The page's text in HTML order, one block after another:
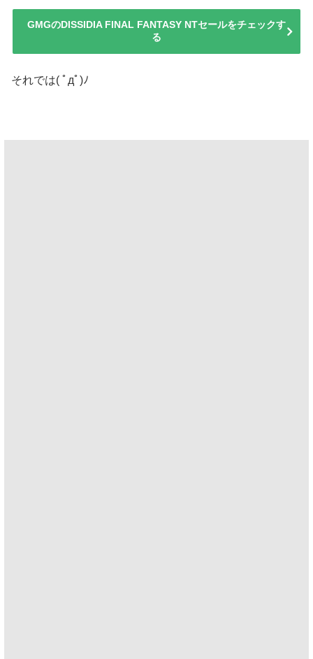
GMGのDISSIDIA FINAL FANTASY NTセールをチェックす
る
それでは( ﾟдﾟ)ﾉ